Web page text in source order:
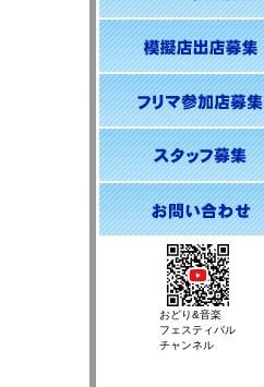
おどり&音楽
フェスティバル
チャンネル